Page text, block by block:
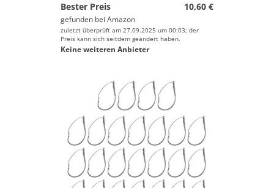
Bester Preis
10,60 €
gefunden bei Amazon
zuletzt überprüft am 27.09.2025 um 00:03; der
Preis kann sich seitdem geändert haben.
Keine weiteren Anbieter